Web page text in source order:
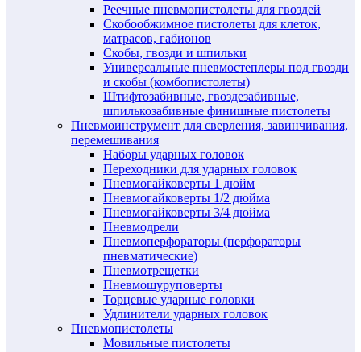
Реечные пневмопистолеты для гвоздей
Скобообжимное пистолеты для клеток,
матрасов, габионов
Скобы, гвозди и шпильки
Универсальные пневмостеплеры под гвозди
и скобы (комбопистолеты)
Штифтозабивные, гвоздезабивные,
шпилькозабивные финишные пистолеты
Пневмоинструмент для сверления, завинчивания,
перемешивания
Наборы ударных головок
Переходники для ударных головок
Пневмогайковерты 1 дюйм
Пневмогайковерты 1/2 дюйма
Пневмогайковерты 3/4 дюйма
Пневмодрели
Пневмоперфораторы (перфораторы
пневматические)
Пневмотрещетки
Пневмошуруповерты
Торцевые ударные головки
Удлинители ударных головок
Пневмопистолеты
Мовильные пистолеты